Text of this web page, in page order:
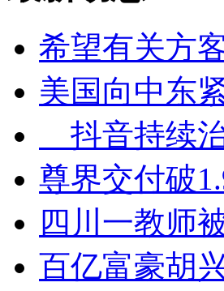
希望有关方
美国向中东
抖音持续
尊界交付破
四川一教师
百亿富豪胡